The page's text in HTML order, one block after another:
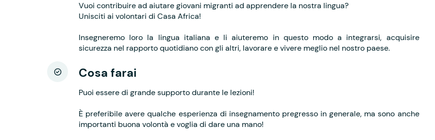
Vuoi contribuire ad aiutare giovani migranti ad apprendere la nostra lingua?
Unisciti ai volontari di Casa Africa!
Insegneremo loro la lingua italiana e li aiuteremo in questo modo a integrarsi, acquisire
sicurezza nel rapporto quotidiano con gli altri, lavorare e vivere meglio nel nostro paese.
Cosa farai
Puoi essere di grande supporto durante le lezioni!
È preferibile avere qualche esperienza di insegnamento pregresso in generale, ma sono anche
importanti buona volontà e voglia di dare una mano!